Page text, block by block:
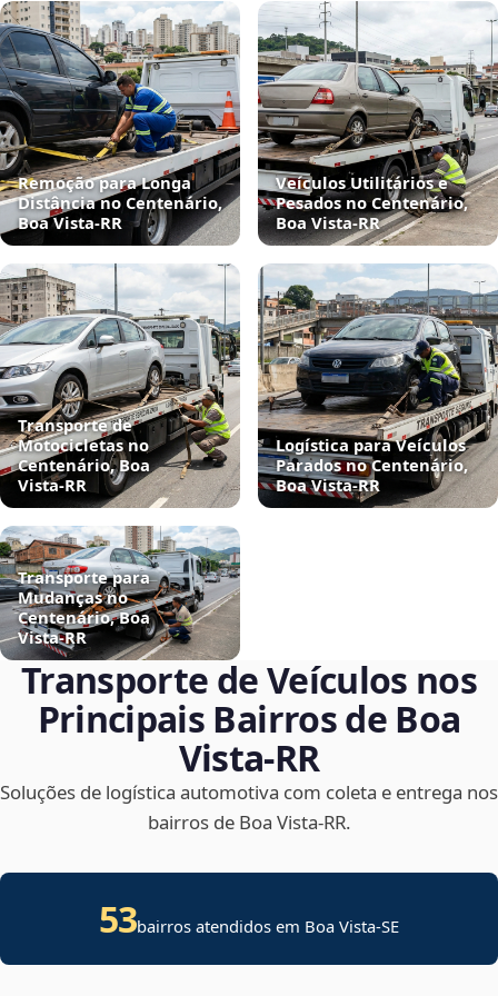
Remoção para Longa
Distância no Centenário,
Boa Vista‑RR
Veículos Utilitários e
Pesados no Centenário,
Boa Vista‑RR
Transporte de
Motocicletas no
Centenário, Boa
Vista‑RR
Logística para Veículos
Parados no Centenário,
Boa Vista‑RR
Transporte para
Mudanças no
Centenário, Boa
Vista‑RR
Transporte de Veículos nos
Principais Bairros de Boa
Vista‑RR
Soluções de logística automotiva com coleta e entrega nos
bairros de Boa Vista‑RR.
53bairros atendidos em Boa Vista-SE